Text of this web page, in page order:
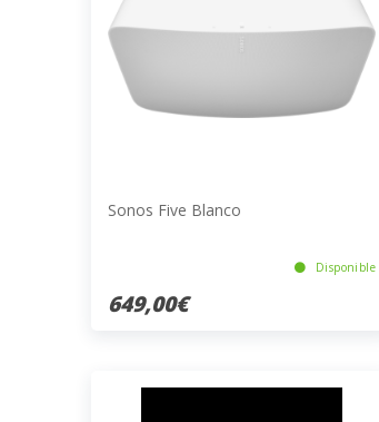
Sonos Five Blanco
Disponible
649,00€